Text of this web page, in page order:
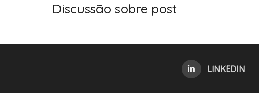
Discussão sobre post
LINKEDIN